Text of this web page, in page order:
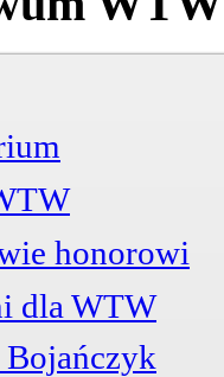
honorowi
dla WTW
Bojańczyk